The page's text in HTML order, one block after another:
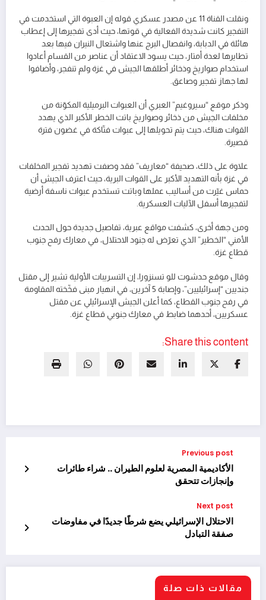
ونقلت القناة 11 عن مصدر عسكري قوله إن العبوة التي استخدمت في
التفجير كانت شديدة الفعالية في قوتها، حيث أدى تفجيرها إلى إعطاب
هائلة في الدبابة، وانفصال البرج عنها واشتعال النيران فيها بعد
تطايرها لعدة أمتار، حيث يسود الاعتقاد أن عناصر من القسام أعادوا
استخدام صواريخ وذخائر أطلقها الجيش في غزة ولم تنفجر، وأضافوا
لها جهاز تفجير وصاعق.
وذكر موقع “سيروغيم” العبري أن العبوات البرميلية المكوّنة من
مخلفات الجيش من ذخائر وصواريخ باتت الخطر الأكبر الذي يهدد
القوات هناك، حيث يتم تحويلها إلى عبوات فتّاكة في غضون فترة
قصيرة.
علاوة على ذلك، صحيفة “معاريف” فقد وصفت تهديد تفجير المخلفات
في غزة بأنه التهديد الأكبر على القوات البرية، حيث اعترف الجيش أن
حماس غيّرت من أساليب عملها وباتت تستخدم عبوات ناسفة أرضية
لتفجيرها أسفل الآليات العسكرية.
ومن جهة أخرى، كشفت مواقع عبرية، تفاصيل جديدة حول الحدث
الأمني “الخطير” الذي تعرّض له جنود الاحتلال، في معارك رفح جنوب
قطاع غزة.
وقال موقع حدشوت للو تسنزورا، إن التسريبات الأولية تشير إلى مقتل
جنديين “إسرائيليين”، وإصابة 5 آخرين، في انهيار مبنى فخّخته المقاومة
في رفح جنوب القطاع، كما أعلن الجيش الإسرائيلي عن مقتل
عسكريين، أحدهما ضابط في معارك جنوبي قطاع غزة.
Share this content:
Previous post
الأكاديمية المصرية لعلوم الطيران .. شراء طائرات
وإنجازات تتحقق
Next post
الاحتلال الإسرائيلي يضع شرطًا جديدًا في مفاوضات
صفقة التبادل
مقالات ذات صلة